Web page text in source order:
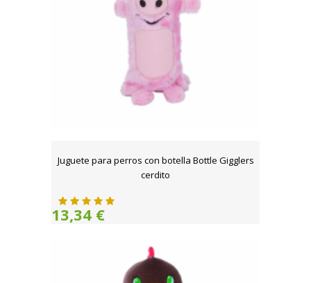
Juguete para perros con botella Bottle Gigglers
cerdito
13,34 €